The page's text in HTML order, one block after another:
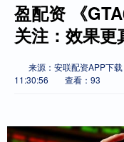
盈配资 《
关注：效果更
来源：安联配资APP下载
11:30:56
查看：93